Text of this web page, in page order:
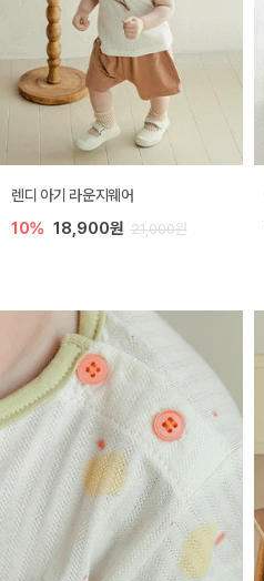
렌디 아기 라운지웨어
10% 18,900원 21,000원